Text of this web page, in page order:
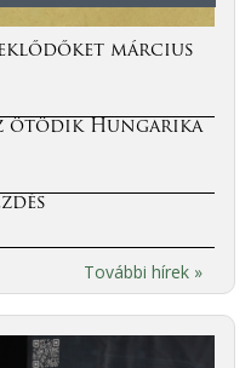
március
ötödik Hungarika
További hírek »